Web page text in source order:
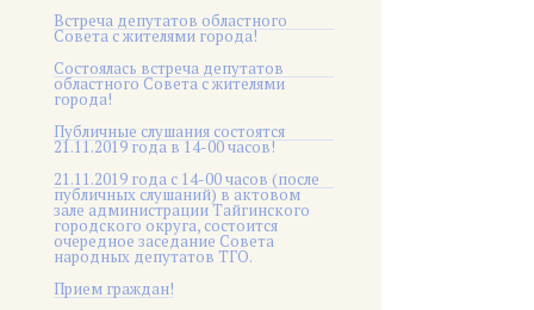
Встреча депутатов областного
Совета с жителями города!
Состоялась встреча депутатов
областного Совета с жителями
города!
Публичные слушания состоятся
21.11.2019 года в 14-00 часов!
21.11.2019 года с 14-00 часов (после
публичных слушаний) в актовом
зале администрации Тайгинского
городского округа, состоится
очередное заседание Совета
народных депутатов ТГО.
Прием граждан!